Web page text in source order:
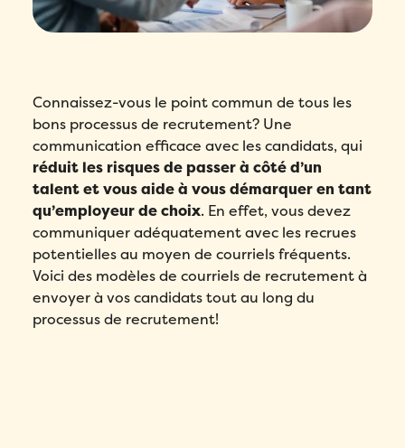
Connaissez-vous le point commun de tous les
bons processus de recrutement? Une
communication efficace avec les candidats, qui
réduit les risques de passer à côté d’un
talent et vous aide à vous démarquer en tant
qu’employeur de choix. En effet, vous devez
communiquer adéquatement avec les recrues
potentielles au moyen de courriels fréquents.
Voici des modèles de courriels de recrutement à
envoyer à vos candidats tout au long du
processus de recrutement!